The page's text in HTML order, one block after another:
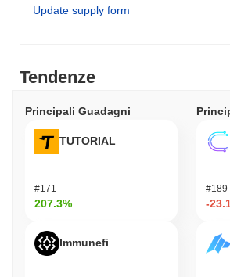
Update supply form
Tendenze
Principali Guadagni
TUTORIAL
#171
207.3%
Immunefi
#189
-